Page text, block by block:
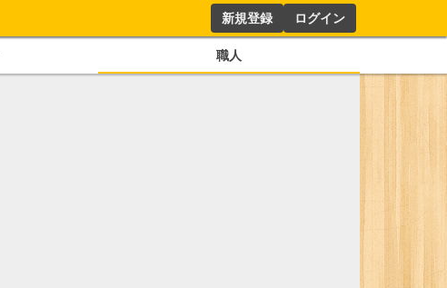
新規登録 ログイン
職人